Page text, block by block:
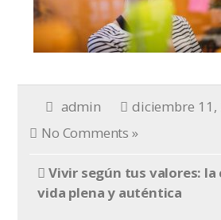
admin
diciembre 11,
No Comments »
Vivir según tus valores: la
vida plena y auténtica